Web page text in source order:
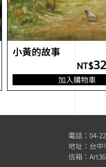
小黃的故事
NT$
加入購物車
電話：04-
地址：台中
信箱：